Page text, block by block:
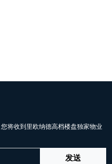
将收到里欧纳德高档楼盘独家物业
发送